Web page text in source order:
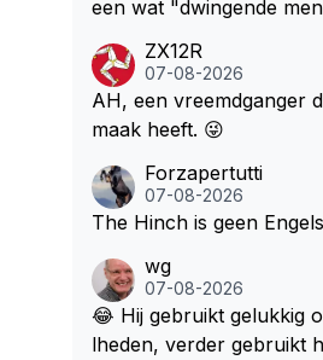
een wat "dwingende
op te roepen. Maar in
berichtjes
ZX12R
07-08-2026
AH, een vreemdganger
maak heeft. 😜
Forzapertutti
07-08-2026
The Hinch is geen
wg
07-08-2026
😂 Hij gebruikt gelukkig
lheden, verder gebruikt